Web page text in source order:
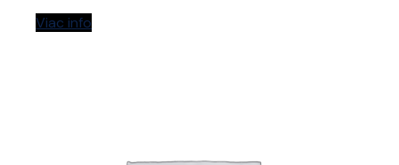
Viac info